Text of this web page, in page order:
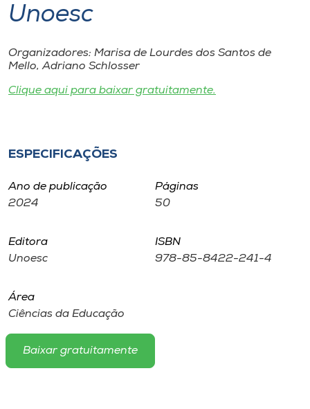
Editora
Rádio
Museu
Store
A-
Unoesc
Organizadores: Marisa de Lourdes dos Santos de
Mello, Adriano Schlosser
Clique aqui para baixar gratuitamente.
ESPECIFICAÇÕES
Ano de publicação
2024
Páginas
50
Editora
Unoesc
ISBN
978-85-8422-241-4
Área
Ciências da Educação
Baixar gratuitamente